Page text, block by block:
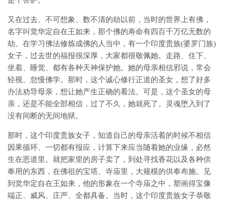
又在过去、不可想象、数不清的劫以前，当时的世界上有佛，
名字叫觉华定自在王如来，那个佛的寿命有四百千万亿无数的
劫。在学习佛法修炼成佛的人当中，有一个印度贵族(婆罗门族)
女子，过去世的福报很深厚，大家都很敬佩她。走路、住下、
坐着、睡觉、都有各种天神保护她。她的母亲相信邪说，常会
轻视、怠慢佛学。那时，这个诚心修行正道的圣女，想了好多
办法劝导母亲，想让她产生正确的看法。可是，这个圣女的母
亲，还是不能全部相信，过了不久，她就死了。灵魂堕入到了
没有间断的无间地狱。
那时，这个印度贵族女子，知道自己的母亲活着的时候不相信
因果循环、一切都有报应，计算下来应当随着她的业缘，必然
生在恶道里。就把家里的房子卖了，到处寻找香花以及各种供
奉用的东西，在佛祖的宝塔、寺庙里，大规模的供奉布施。见
到觉华定自在王如来，他的形象在一个寺庙之中，塑画得宝像
端正、威风、庄严、全都具备。当时，这个印度贵族女子恭敬